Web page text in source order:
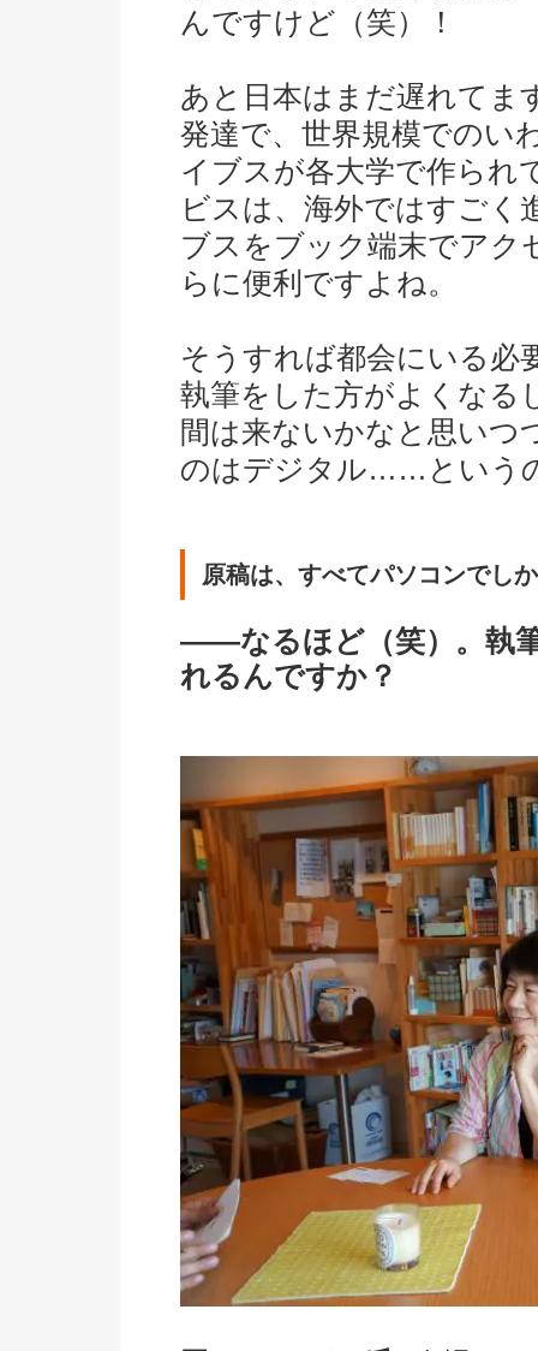
んですけど（笑）！
あと日本はまだ遅れてま
発達で、世界規模でのい
イブスが各大学で作られ
ビスは、海外ではすごく
ブスをブック端末でアク
らに便利ですよね。
そうすれば都会にいる必
執筆をした方がよくなる
間は来ないかなと思い
のはデジタル……という
原稿は、すべてパソコンでし
――なるほど（笑）。執
れるんですか？